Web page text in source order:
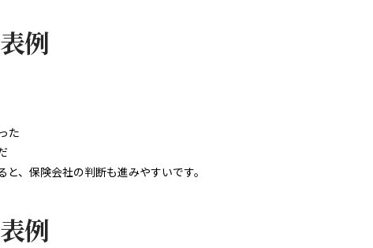
例
た
、保険会社の判断も進みやすいです。
例